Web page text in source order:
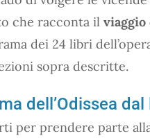
che racconta il viaggio
dei 24 libri
sopra descritte.
dell’Odissea
per prendere parte